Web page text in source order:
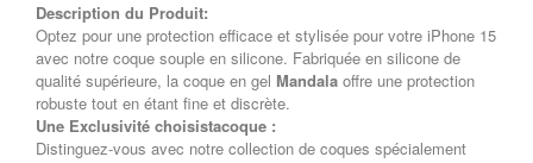
Description du Produit:
Optez pour une protection efficace et stylisée pour votre iPhone 15
avec notre coque souple en silicone. Fabriquée en silicone de
qualité supérieure, la coque en gel Mandala offre une protection
robuste tout en étant fine et discrète.
Une Exclusivité choisistacoque :
Distinguez-vous avec notre collection de coques spécialement